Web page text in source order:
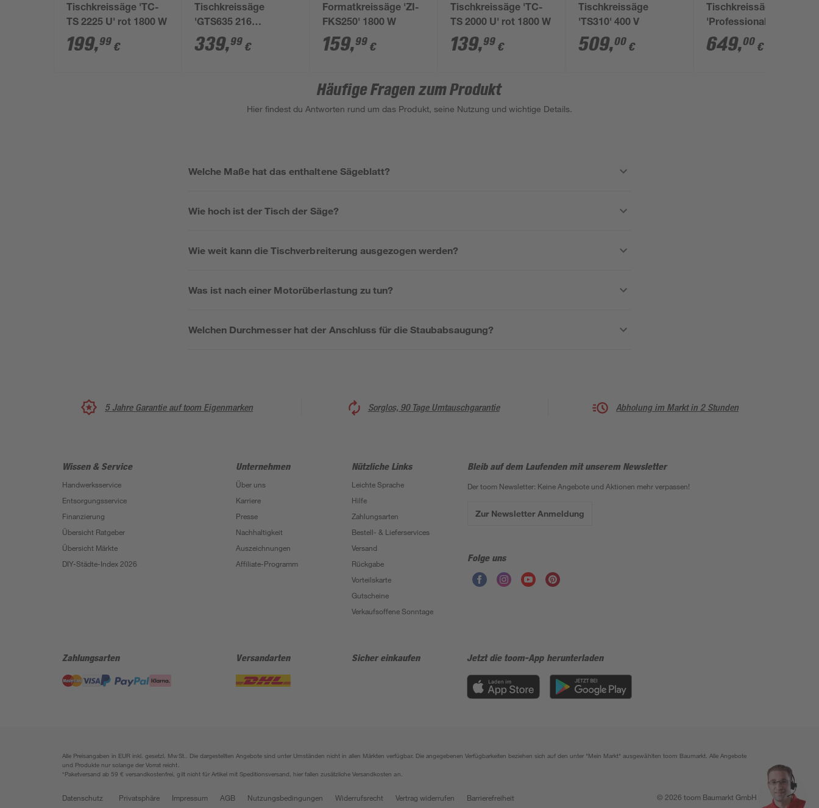
Tischkreissäge 'TC-
TS 2225 U' rot 1800 W
199,99 €
Tischkreissäge
'GTS635 216
Professional' 1600 W
339,99 €
Formatkreissäge 'ZI-
FKS250' 1800 W
159,99 €
Tischkreissäge 'TC-
TS 2000 U' rot 1800 W
139,99 €
Tischkreissäge
'TS310' 400 V
509,00 €
Tischkreissäge
'Professional GTS 10
XC' 2000 W
649,00 €
Häufige Fragen zum Produkt
Hier findest du Antworten rund um das Produkt, seine Nutzung und wichtige Details.
Welche Maße hat das enthaltene Sägeblatt?
Wie hoch ist der Tisch der Säge?
Wie weit kann die Tischverbreiterung ausgezogen werden?
Was ist nach einer Motorüberlastung zu tun?
Welchen Durchmesser hat der Anschluss für die Staubabsaugung?
5 Jahre Garantie auf toom Eigenmarken Sorglos, 90 Tage Umtauschgarantie Abholung im Markt in 2 Stunden
Wissen & Service
Handwerksservice
Entsorgungsservice
Finanzierung
Übersicht Ratgeber
Übersicht Märkte
DIY-Städte-Index 2026
Unternehmen
Über uns
Karriere
Presse
Nachhaltigkeit
Auszeichnungen
Affiliate-Programm
Nützliche Links
Leichte Sprache
Hilfe
Zahlungsarten
Bestell- & Lieferservices
Versand
Rückgabe
Vorteilskarte
Gutscheine
Verkaufsoffene Sonntage
Bleib auf dem Laufenden mit unserem Newsletter
Der toom Newsletter: Keine Angebote und Aktionen mehr verpassen!
Zur Newsletter Anmeldung
Folge uns
Zahlungsarten Versandarten Sicher einkaufen Jetzt die toom-App herunterladen
Alle Preisangaben in EUR inkl. gesetzl. MwSt.. Die dargestellten Angebote sind unter Umständen nicht in allen Märkten verfügbar. Die angegebenen Verfügbarkeiten beziehen sich auf den unter "Mein Markt" ausgewählten toom Baumarkt. Alle Angebote
und Produkte nur solange der Vorrat reicht.
*Paketversand ab 59 € versandkostenfrei, gilt nicht für Artikel mit Speditionsversand, hier fallen zusätzliche Versandkosten an.
Datenschutz Privatsphäre Impressum AGB Nutzungsbedingungen Widerrufsrecht Vertrag widerrufen Barrierefreiheit © 2026 toom Baumarkt GmbH